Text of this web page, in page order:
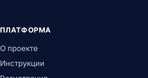
ПЛАТФОРМА
О проекте
Инструкции